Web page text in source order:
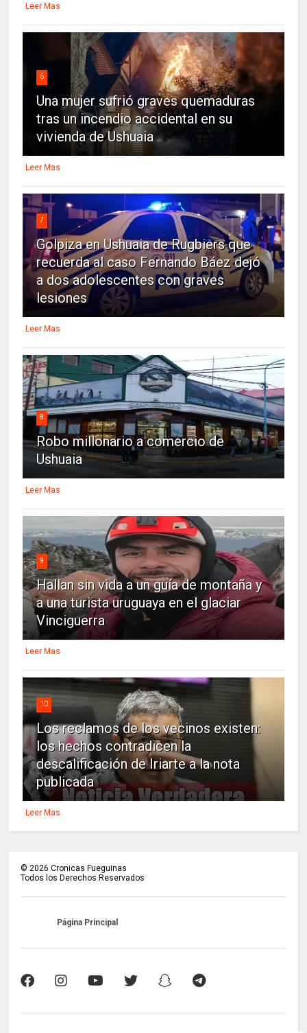
Leer Mas
6
Una mujer sufrió graves quemaduras
tras un incendio accidental en su
vivienda de Ushuaia
Leer Mas
7
Golpiza en Ushuaia de Rugbiers que
recuerda al caso Fernando Báez dejó
a dos adolescentes con graves
lesiones
Leer Mas
8
Robo millonario a comercio de
Ushuaia
Leer Mas
9
Hallan sin vida a un guía de montaña y
a una turista uruguaya en el glaciar
Vinciguerra
Leer Mas
10
Los reclamos de los vecinos existen:
los hechos contradicen la
descalificación de Iriarte a la nota
publicada
Leer Mas
© 2026 Cronicas Fueguinas
Todos los Derechos Reservados
Página Principal